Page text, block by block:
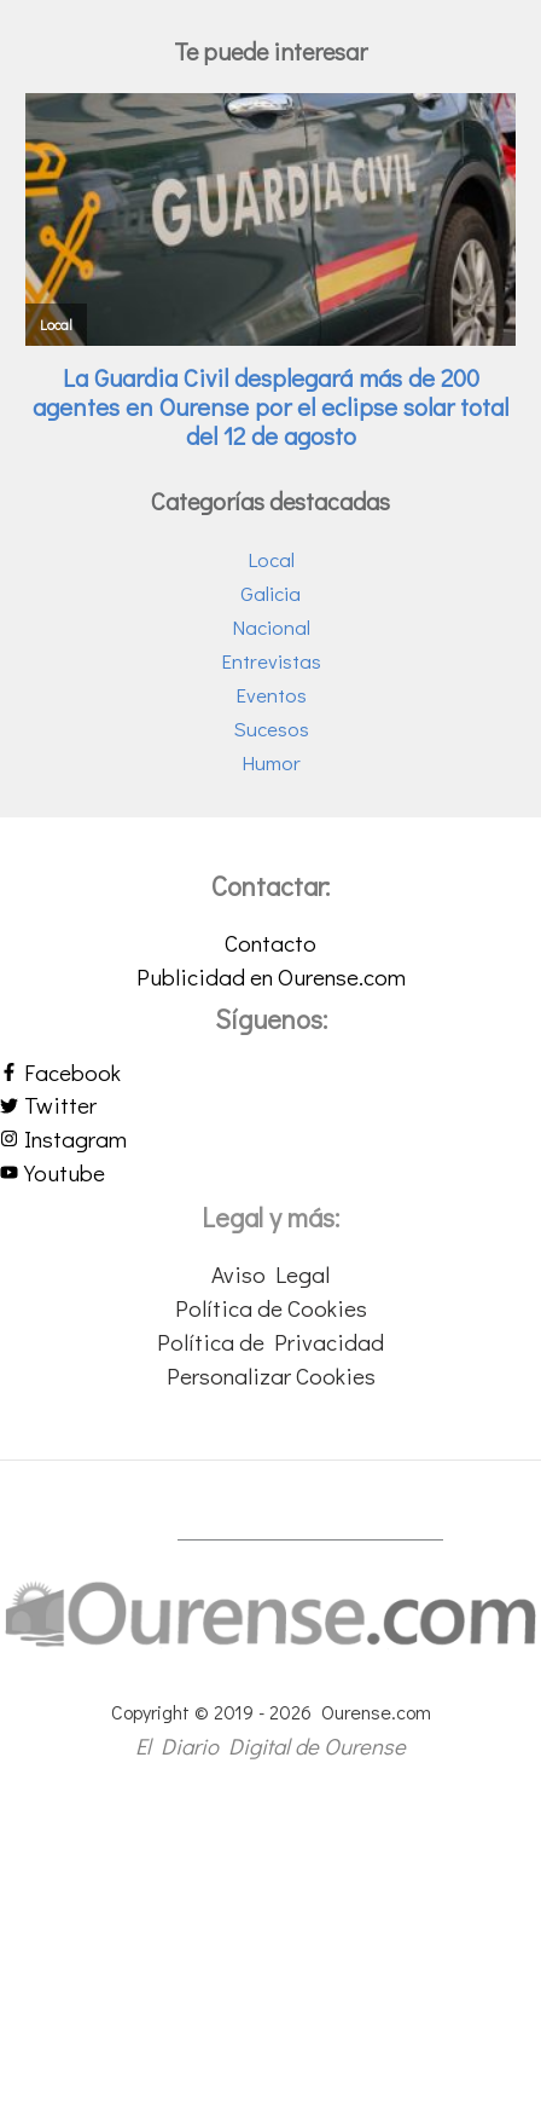
Te puede interesar
Categorías destacadas
Local
Galicia
Nacional
Entrevistas
Eventos
Sucesos
Humor
Contactar:
Contacto
Publicidad en Ourense.com
Síguenos:
Facebook
Twitter
Instagram
Youtube
Legal y más:
Aviso Legal
Política de Cookies
Política de Privacidad
Personalizar Cookies
Copyright © 2019 - 2026 Ourense.com
El Diario Digital de Ourense